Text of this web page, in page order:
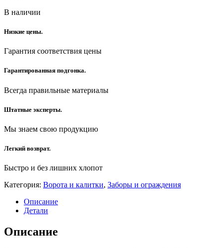
В наличии
Низкие цены.
Гарантия соответствия цены
Гарантированная подгонка.
Всегда правильные материалы
Штатные эксперты.
Мы знаем свою продукцию
Легкий возврат.
Быстро и без лишних хлопот
Категория: Ворота и калитки, Заборы и ограждения
Описание
Детали
Описание